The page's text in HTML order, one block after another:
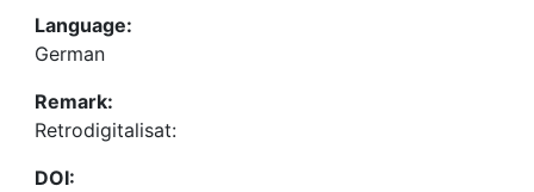
Language:
German
Remark:
Retrodigitalisat:
DOI: